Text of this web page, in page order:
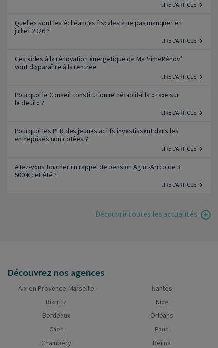
LIRE L'ARTICLE
Quelles sont les échéances fiscales à ne pas manquer en
juillet 2026 ?
LIRE L'ARTICLE
Ces aides à la rénovation énergétique de MaPrimeRénov’
vont disparaître à la rentrée
LIRE L'ARTICLE
Pourquoi le Conseil constitutionnel rétablit-il la « taxe sur
le deuil » ?
LIRE L'ARTICLE
Pourquoi les PER des jeunes actifs investissent dans les
entreprises non cotées ?
LIRE L'ARTICLE
Allez-vous toucher un rappel de pension Agirc-Arrco de 8
500 € cet été ?
LIRE L'ARTICLE
Découvrir toutes les actualités
Découvrez nos agences
Aix-en-Provence-Marseille
Biarritz
Bordeaux
Caen
Chambéry
Nantes
Nice
Orléans
Paris
Reims